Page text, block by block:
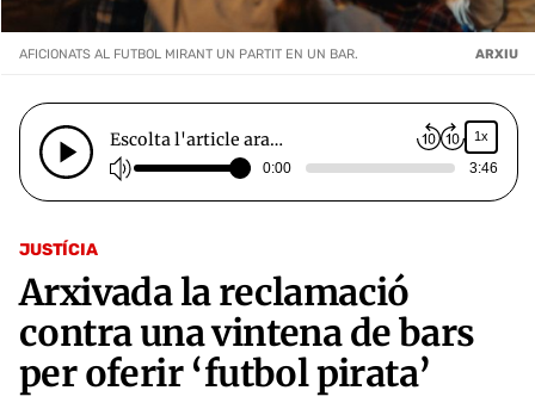
JUSTÍCIA
Arxivada la reclamació
contra una vintena de bars
per oferir ‘futbol pirata’
AFICIONATS AL FUTBOL MIRANT UN PARTIT EN UN BAR. ARXIU
Escolta l'article ara… 1x
0:00 3:46